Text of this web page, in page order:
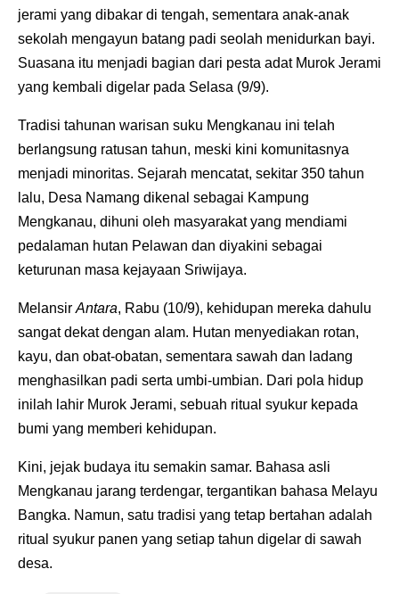
jerami yang dibakar di tengah, sementara anak-anak
sekolah mengayun batang padi seolah menidurkan bayi.
Suasana itu menjadi bagian dari pesta adat Murok Jerami
yang kembali digelar pada Selasa (9/9).
Tradisi tahunan warisan suku Mengkanau ini telah
berlangsung ratusan tahun, meski kini komunitasnya
menjadi minoritas. Sejarah mencatat, sekitar 350 tahun
lalu, Desa Namang dikenal sebagai Kampung
Mengkanau, dihuni oleh masyarakat yang mendiami
pedalaman hutan Pelawan dan diyakini sebagai
keturunan masa kejayaan Sriwijaya.
Melansir Antara, Rabu (10/9), kehidupan mereka dahulu
sangat dekat dengan alam. Hutan menyediakan rotan,
kayu, dan obat-obatan, sementara sawah dan ladang
menghasilkan padi serta umbi-umbian. Dari pola hidup
inilah lahir Murok Jerami, sebuah ritual syukur kepada
bumi yang memberi kehidupan.
Kini, jejak budaya itu semakin samar. Bahasa asli
Mengkanau jarang terdengar, tergantikan bahasa Melayu
Bangka. Namun, satu tradisi yang tetap bertahan adalah
ritual syukur panen yang setiap tahun digelar di sawah
desa.